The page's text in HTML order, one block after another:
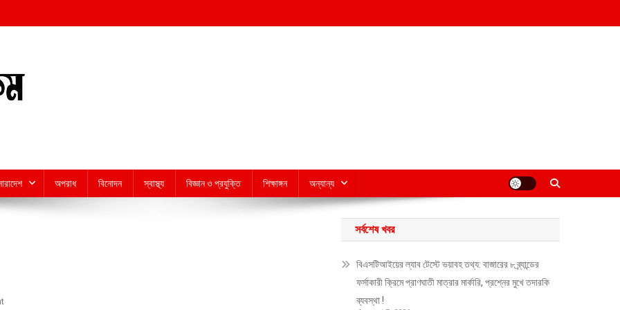
অপরাধ বিনোদন স্বাস্থ্য বিজ্ঞান ও প্রযুক্তি শিক্ষাঙ্গন অন্যান্য
On
সর্বশেষ খবর
বিএসটিআইয়ের ল্যাব টেস্টে ভয়াবহ তথ্য: বাজারের ৮ ব্র্যান্ডের
ফর্সাকারী ক্রিমে প্রাণঘাতী মাত্রার মার্কারি, প্রশ্নের মুখে তদারকি
ব্যবস্থা !